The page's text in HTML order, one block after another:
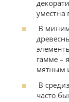
уместна
В
гамме –
мятным
В
часто